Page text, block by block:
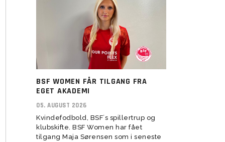
Elitetillæg
Pige Talent og uddannelse
Pige Talent setup
Transitionstræning
BSF WOMEN FÅR TILGANG FRA
EGET AKADEMI
05. AUGUST 2026
Kvindefodbold, BSF´s spillertrup og
klubskifte. BSF Women har fået
tilgang Maja Sørensen som i seneste